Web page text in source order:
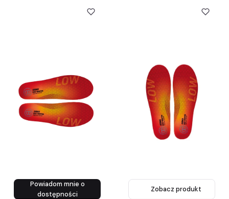
Zobacz produkt
Powiadom mnie o
dostępności
Zobacz produkt